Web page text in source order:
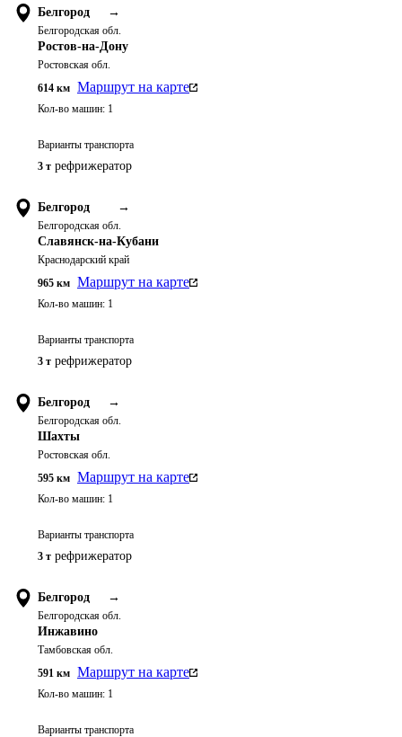
Белгород →
Белгородская обл.
Ростов-на-Дону
Ростовская обл.
614 км Маршрут на карте
Кол-во машин: 1
Варианты транспорта
3 т рефрижератор
Белгород →
Белгородская обл.
Славянск-на-Кубани
Краснодарский край
965 км Маршрут на карте
Кол-во машин: 1
Варианты транспорта
3 т рефрижератор
Белгород →
Белгородская обл.
Шахты
Ростовская обл.
595 км Маршрут на карте
Кол-во машин: 1
Варианты транспорта
3 т рефрижератор
Белгород →
Белгородская обл.
Инжавино
Тамбовская обл.
591 км Маршрут на карте
Кол-во машин: 1
Варианты транспорта